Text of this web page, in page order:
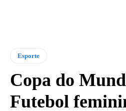
Esporte
Copa do
Futebol